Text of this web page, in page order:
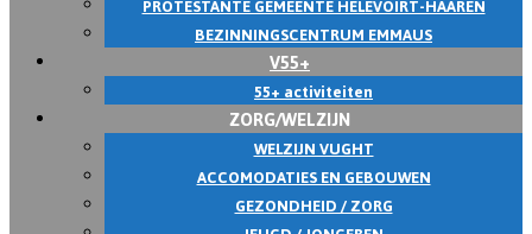
BEZINNINGSCENTRUM EMMAUS
V55+
55+ activiteiten
ZORG/WELZIJN
WELZIJN VUGHT
ACCOMODATIES EN GEBOUWEN
GEZONDHEID / ZORG